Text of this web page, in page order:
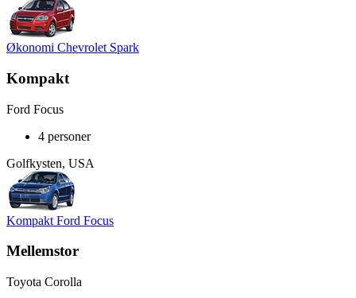
Økonomi Chevrolet Spark
Kompakt
Ford Focus
4 personer
Golfkysten, USA
Kompakt Ford Focus
Mellemstor
Toyota Corolla